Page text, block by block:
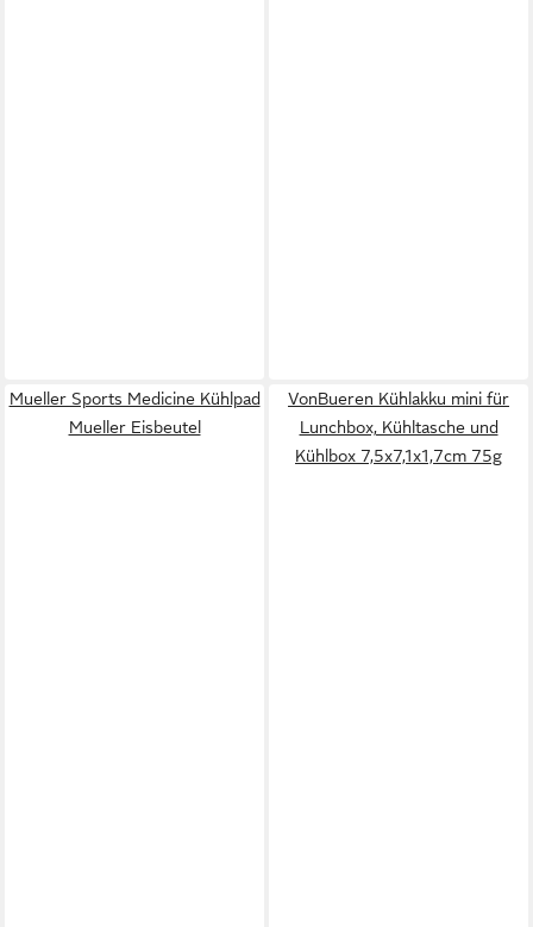
Mueller Sports Medicine Kühlpad
Mueller Eisbeutel
VonBueren Kühlakku mini für
Lunchbox, Kühltasche und
Kühlbox 7,5x7,1x1,7cm 75g